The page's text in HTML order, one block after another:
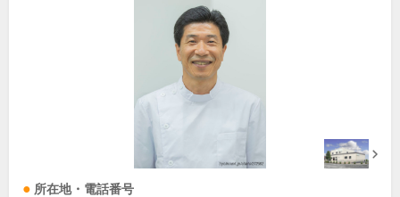
所在地・電話番号